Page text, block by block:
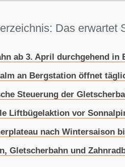
Das erwartet
ab 3. April durchgehend
an Bergstation öffnet
Steuerung der
Liftbügelaktion vor
nach Wintersaison
Gletscherbahn und